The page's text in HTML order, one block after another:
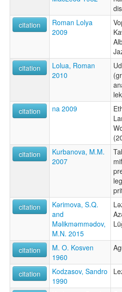
citation
Roman Lolya
2009
citation
Lolua, Roman
2010
citation
na 2009
citation
Kurbanova, M.M.
2007
citation
Kərimova, S.Q.
and
Məlikməmmədov,
M.N. 2015
citation
M. O. Kosven
1960
citation
Kodzasov, Sandro
1990